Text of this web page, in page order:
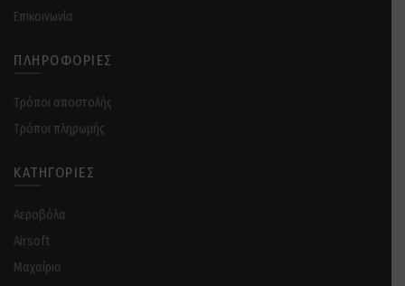
Επικοινωνία
ΠΛΗΡΟΦΟΡΊΕΣ
Tρόποι αποστολής
Tρόποι πληρωμής
ΚΑΤΗΓΟΡΊΕΣ
Αεροβόλα
Airsoft
Μαχαίρια